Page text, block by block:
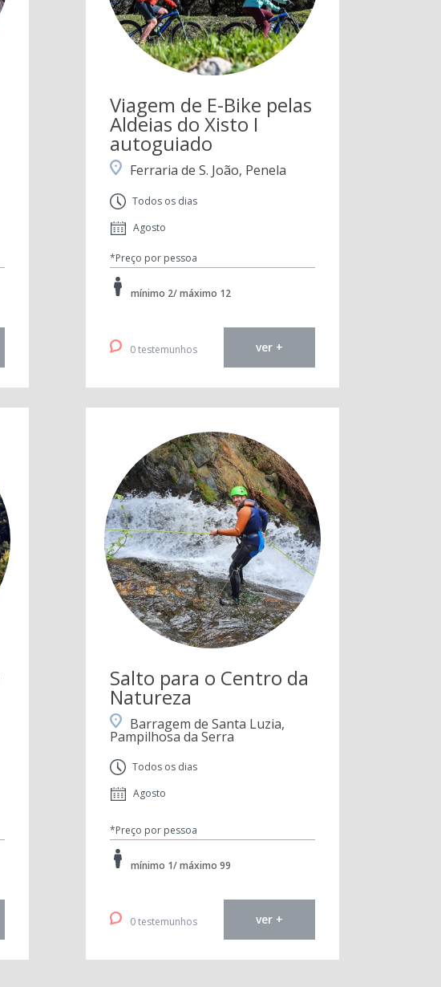
Viagem de E-Bike pelas
Aldeias do Xisto I
autoguiado
Ferraria de S. João, Penela
Todos os dias
Agosto
*Preço por pessoa
mínimo 2/ máximo 12
0 testemunhos ver +
Salto para o Centro da
Natureza
Barragem de Santa Luzia,
Pampilhosa da Serra
Todos os dias
Agosto
*Preço por pessoa
mínimo 1/ máximo 99
0 testemunhos ver +